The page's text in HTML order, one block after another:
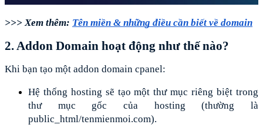
>>> Xem thêm: Tên miền & những điều cần biết về domain
2. Addon Domain hoạt động như thế nào?
Khi bạn tạo một addon domain cpanel:
Hệ thống hosting sẽ tạo một thư mục riêng biệt trong
thư mục gốc của hosting (thường là
public_html/tenmienmoi.com).